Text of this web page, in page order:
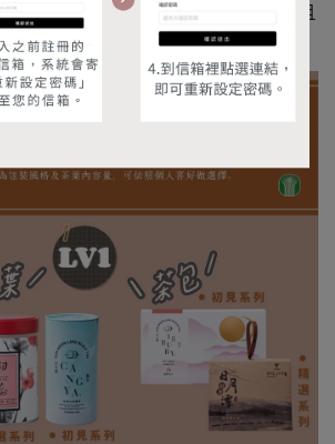
著奶香，「色」「香」「味」俱佳，且
之風味。